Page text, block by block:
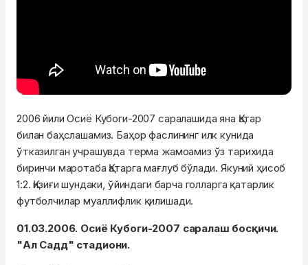
2006 йили Осиё Кубоги-2007 саралашида яна Қатар
билан баҳслашамиз. Баҳор фаслининг илк кунида
ўтказилган учрашувда терма жамоамиз ўз тарихида
биринчи маротаба Қатарга мағлуб бўлади. Якуний ҳисоб
1:2. Қизиғи шундаки, ўйиндаги барча голларга қатарлик
футболчилар муаллифлик қилишади.
01.03.2006. Осиё Кубоги-2007 саралаш босқичи.
"Ал Садд" стадиони.